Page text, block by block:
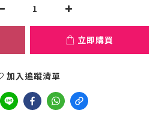
立即購買
加入追蹤清單